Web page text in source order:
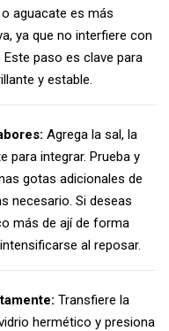
aguacate es más
ya que no interfiere con
paso es clave para
y estable.
Agrega la sal, la
para integrar. Prueba y
gotas adicionales de
necesario. Si deseas
más de ají de forma
al reposar.
Transfiere la
hermético y presiona